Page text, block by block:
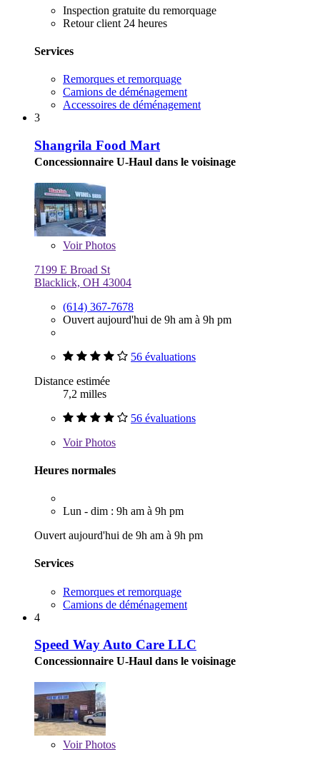
Inspection gratuite du remorquage
Retour client 24 heures
Services
Remorques et remorquage
Camions de déménagement
Accessoires de déménagement
3
Shangrila Food Mart
Concessionnaire U-Haul dans le voisinage
VoirPhotos
7199 E Broad St
Blacklick, OH 43004
(614) 367-7678
Ouvert aujourd'hui de 9h am à 9h pm
56 évaluations
Distance estimée
7,2 milles
56 évaluations
VoirPhotos
Heures normales
Lun - dim : 9h am à 9h pm
Ouvert aujourd'hui de 9h am à 9h pm
Services
Remorques et remorquage
Camions de déménagement
4
Speed Way Auto Care LLC
Concessionnaire U-Haul dans le voisinage
VoirPhotos